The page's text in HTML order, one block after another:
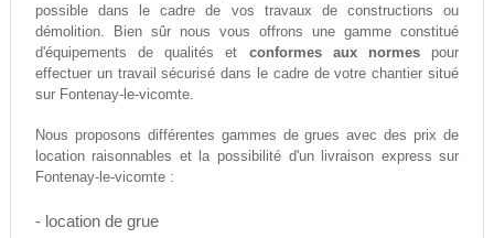
possible dans le cadre de vos travaux de constructions ou
démolition. Bien sûr nous vous offrons une gamme constitué
d'équipements de qualités et conformes aux normespour
effectuer un travail sécurisé dans le cadre de votre chantier situé
sur Fontenay-le-vicomte.
Nous proposons différentes gammes de grues avec des prix de
location raisonnables et la possibilité d'un livraison express sur
Fontenay-le-vicomte :
- location de grue